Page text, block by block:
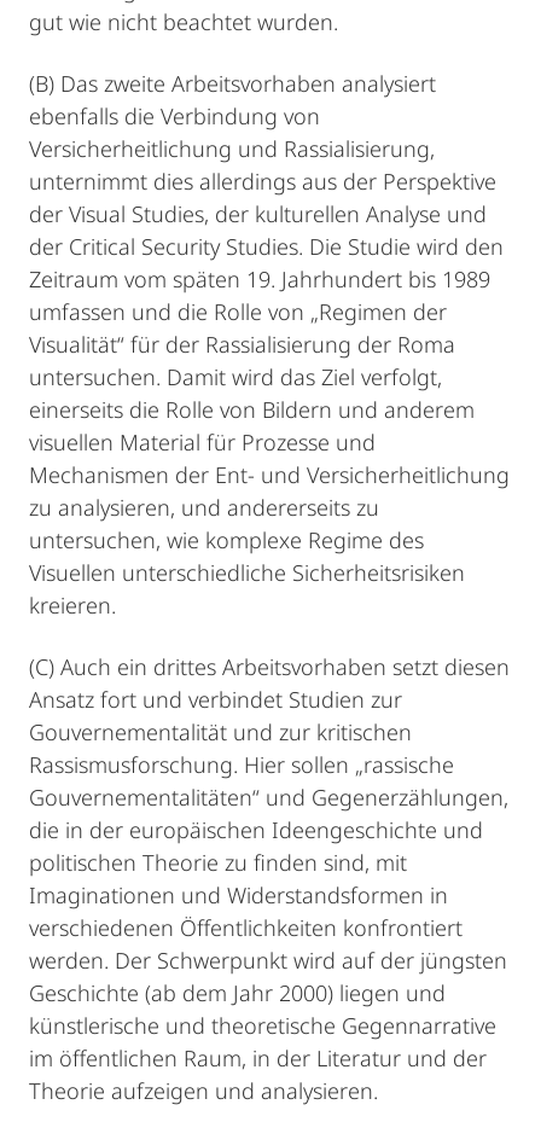
gut wie nicht beachtet wurden.
(B) Das zweite Arbeitsvorhaben analysiert
ebenfalls die Verbindung von
Versicherheitlichung und Rassialisierung,
unternimmt dies allerdings aus der Perspektive
der Visual Studies, der kulturellen Analyse und
der Critical Security Studies. Die Studie wird den
Zeitraum vom späten 19. Jahrhundert bis 1989
umfassen und die Rolle von „Regimen der
Visualität“ für der Rassialisierung der Roma
untersuchen. Damit wird das Ziel verfolgt,
einerseits die Rolle von Bildern und anderem
visuellen Material für Prozesse und
Mechanismen der Ent- und Versicherheitlichung
zu analysieren, und andererseits zu
untersuchen, wie komplexe Regime des
Visuellen unterschiedliche Sicherheitsrisiken
kreieren.
(C) Auch ein drittes Arbeitsvorhaben setzt diesen
Ansatz fort und verbindet Studien zur
Gouvernementalität und zur kritischen
Rassismusforschung. Hier sollen „rassische
Gouvernementalitäten“ und Gegenerzählungen,
die in der europäischen Ideengeschichte und
politischen Theorie zu finden sind, mit
Imaginationen und Widerstandsformen in
verschiedenen Öffentlichkeiten konfrontiert
werden. Der Schwerpunkt wird auf der jüngsten
Geschichte (ab dem Jahr 2000) liegen und
künstlerische und theoretische Gegennarrative
im öffentlichen Raum, in der Literatur und der
Theorie aufzeigen und analysieren.